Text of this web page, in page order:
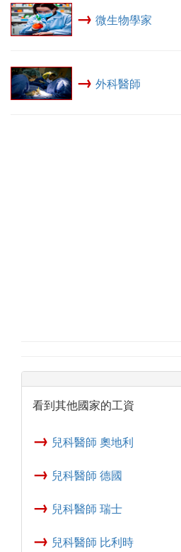
→ 微生物學家
→ 外科醫師
看到其他國家的工資
→ 兒科醫師 奧地利
→ 兒科醫師 德國
→ 兒科醫師 瑞士
→ 兒科醫師 比利時